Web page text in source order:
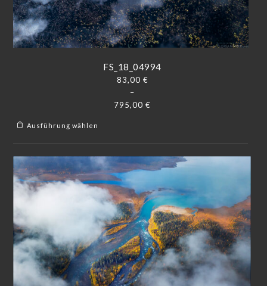
FS_18_04994
83,00 €
–
795,00€
Ausführung wählen